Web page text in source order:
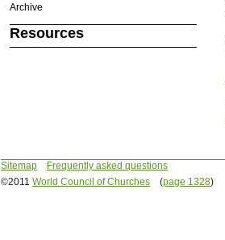
Archive
Resources
Sitemap
Frequently asked questions
©2011 World Council of Churches (page 1328)